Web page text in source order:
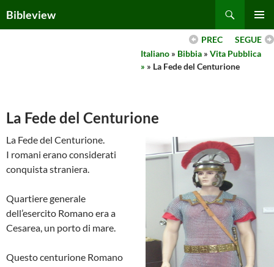
toBibleview
MENU
SEGUE
PREC
Italiano » Bibbia » Vita Pubblica
» » La Fede del Centurione
La Fede del Centurione
La Fede del Centurione.
I romani erano considerati
conquista straniera.
Quartiere generale
dell’esercito Romano era a
Cesarea, un porto di mare.
Questo centurione Romano